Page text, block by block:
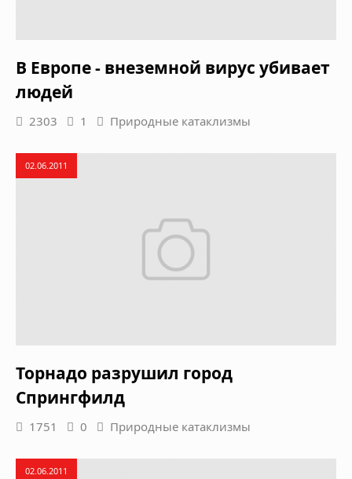
В Европе - внеземной вирус убивает
людей
2303 1 Природные катаклизмы
02.06.2011
Торнадо разрушил город
Спрингфилд
1751 0 Природные катаклизмы
02.06.2011